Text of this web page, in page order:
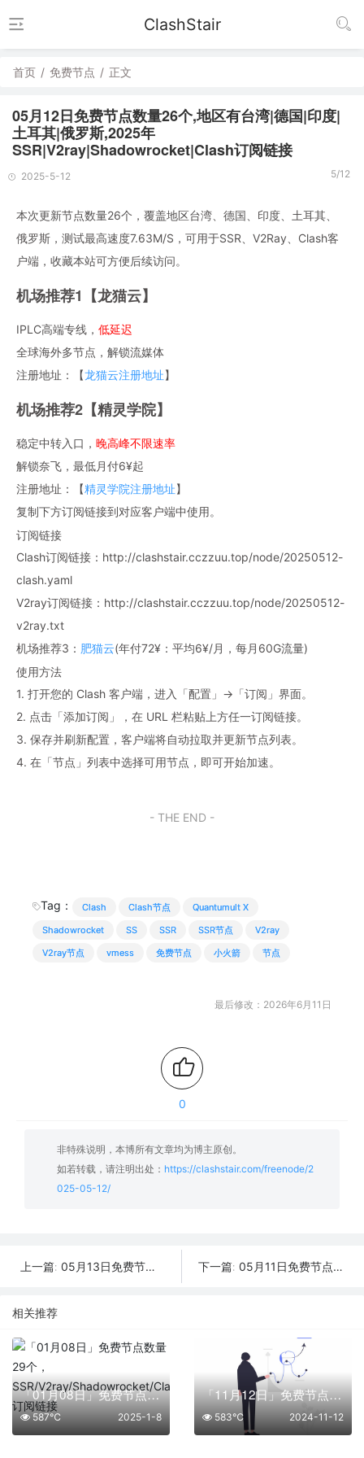
ClashStair
首页 / 免费节点 / 正文
05月12日免费节点数量26个,地区有台湾|德国|印度|
土耳其|俄罗斯,2025年
SSR|V2ray|Shadowrocket|Clash订阅链接
2025-5-12 5/12
本次更新节点数量26个，覆盖地区台湾、德国、印度、土耳其、
俄罗斯，测试最高速度7.63M/S，可用于SSR、V2Ray、Clash客
户端，收藏本站可方便后续访问。
机场推荐1【龙猫云】
IPLC高端专线， 低延迟
全球海外多节点，解锁流媒体
注册地址：【龙猫云注册地址】
机场推荐2【精灵学院】
稳定中转入口， 晚高峰不限速率
解锁奈飞，最低月付6¥起
注册地址：【精灵学院注册地址】
复制下方订阅链接到对应客户端中使用。
订阅链接
Clash订阅链接：http://clashstair.cczzuu.top/node/20250512-
clash.yaml
V2ray订阅链接：http://clashstair.cczzuu.top/node/20250512-
v2ray.txt
机场推荐3： 肥猫云(年付72¥：平均6¥/月，每月60G流量)
使用方法
1. 打开您的 Clash 客户端，进入「配置」→「订阅」界面。
2. 点击「添加订阅」，在 URL 栏粘贴上方任一订阅链接。
3. 保存并刷新配置，客户端将自动拉取并更新节点列表。
4. 在「节点」列表中选择可用节点，即可开始加速。
- THE END -
Tag： Clash Clash节点
Quantumult X
Shadowrocket
SS SSR SSR节点
V2ray
V2ray节点
vmess 免费节点 小火箭 节点
最后修改：2026年6月11日
0
非特殊说明，本博所有文章均为博主原创。
如若转载，请注明出处： https://clashstair.com/freenode/2
025-05-12/
上一篇: 05月13日免费节点数量46个,地区有台湾|德国|印度|菲律宾|俄罗斯,2025年SSR|V2ray|Shadowrocket|Clash订阅链接 下一篇: 05月11日免费节点数量35个,地区有台湾|英国|越南|菲律宾|比利时,2025年SSR|V2ray|Shadowrocket|Clash订阅链接
相关推荐
「01月08日」免费节点数量29个，SSR/V2ray/Shadowrocket/Clash订阅链接
2025-1-8
587℃
「11月12日」免费节点数量24个，SSR/V2ray/Shadowrocket/Clash订阅链接
2024-11-12
583℃